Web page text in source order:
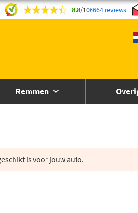
8.8/106664 reviews
Remmen
is voor jouw auto.